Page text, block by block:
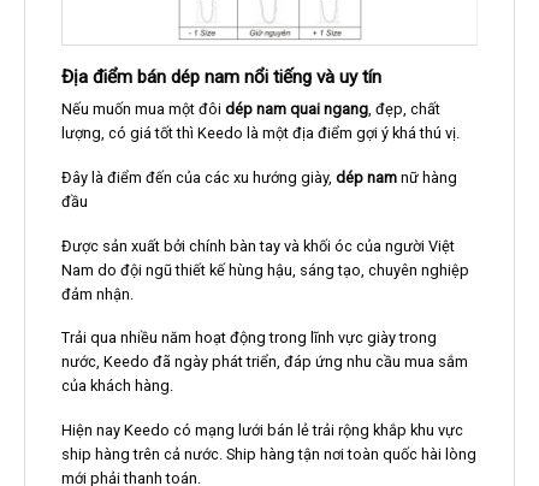
Địa điểm bán dép nam nổi tiếng và uy tín
Nếu muốn mua một đôi dép nam quai ngang, đẹp, chất
lượng, có giá tốt thì Keedo là một địa điểm gợi ý khá thú vị.
Đây là điểm đến của các xu hướng giày, dép namnữ hàng
đầu
Được sản xuất bởi chính bàn tay và khối óc của người Việt
Nam do đội ngũ thiết kế hùng hậu, sáng tạo, chuyên nghiệp
đảm nhận.
Trải qua nhiều năm hoạt động trong lĩnh vực giày trong
nước, Keedo đã ngày phát triển, đáp ứng nhu cầu mua sắm
của khách hàng.
Hiện nay Keedo có mạng lưới bán lẻ trải rộng khắp khu vực
ship hàng trên cả nước. Ship hàng tận nơi toàn quốc hài lòng
mới phải thanh toán.